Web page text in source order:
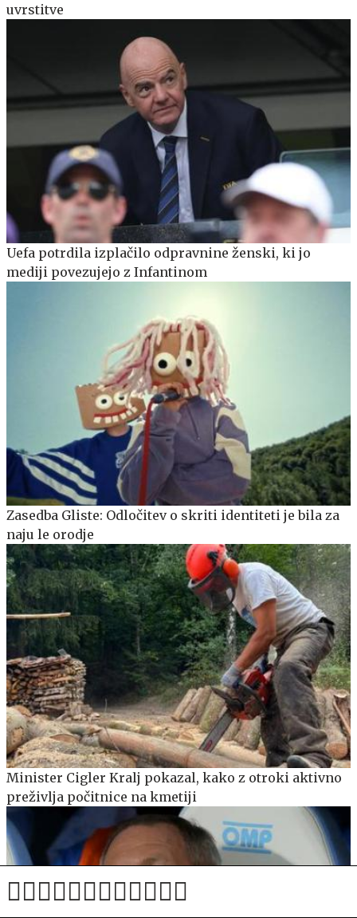
uvrstitve
Uefa potrdila izplačilo odpravnine ženski, ki jo
mediji povezujejo z Infantinom
Zasedba Gliste: Odločitev o skriti identiteti je bila za
naju le orodje
Minister Cigler Kralj pokazal, kako z otroki aktivno
preživlja počitnice na kmetiji